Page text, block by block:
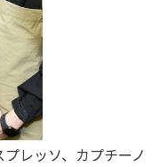
レッソ、カプチーノ